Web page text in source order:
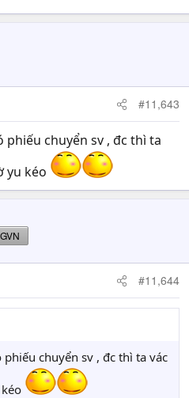
#11,643
chuyển sv , đc thì ta
yu kéo
#11,644
chuyển sv , đc thì ta vác